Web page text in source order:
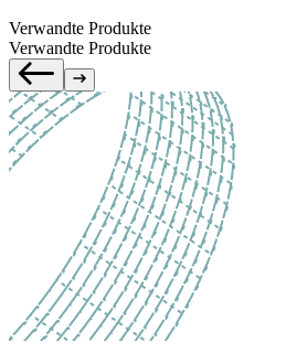
Verwandte Produkte
Verwandte Produkte